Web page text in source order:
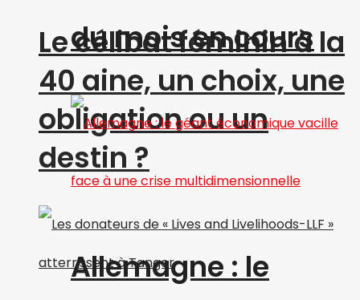
Le célibat féminin à la
40 aine, un choix, une
obligation ou un
destin ?
du mois en cours
Allemagne : le